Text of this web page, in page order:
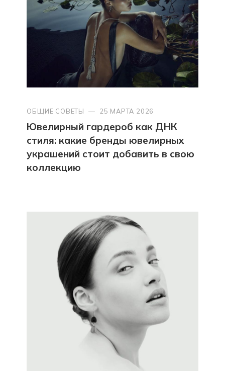
ОБЩИЕ СОВЕТЫ — 25 МАРТА 2026
Ювелирный гардероб как ДНК
стиля: какие бренды ювелирных
украшений стоит добавить в свою
коллекцию